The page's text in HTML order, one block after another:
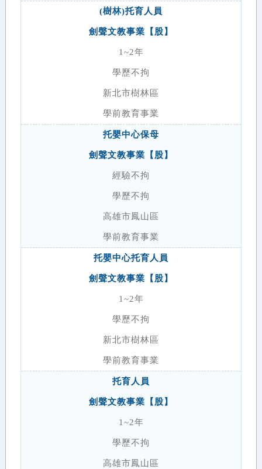
(樹林)托育人員
劍聲文教事業【股】
1~2年
學歷不拘
新北市樹林區
學前教育事業
托嬰中心保母
劍聲文教事業【股】
經驗不拘
學歷不拘
高雄市鳳山區
學前教育事業
托嬰中心托育人員
劍聲文教事業【股】
1~2年
學歷不拘
新北市樹林區
學前教育事業
托育人員
劍聲文教事業【股】
1~2年
學歷不拘
高雄市鳳山區